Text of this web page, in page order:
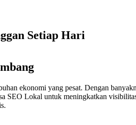
Setiap Hari
ekonomi yang pesat. Dengan
SEO Lokal untuk meningkatkan